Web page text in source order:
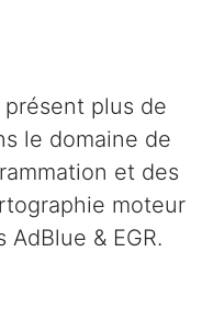
plus de
le domaine de
et des
moteur
& EGR.